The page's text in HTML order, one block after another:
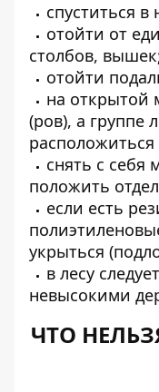
спуститься в
отойти от
столбов,
отойти
на открытой
(ров), а группе
снять с себя
положить
если есть
укрыться
в лесу
невысокими
ЧТО